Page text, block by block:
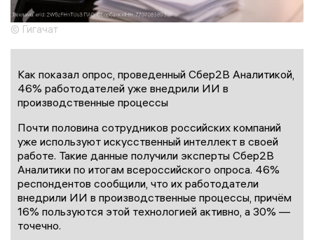
© Гигачат
Как показал опрос, проведенный Сбер2В Аналитикой,
46% работодателей уже внедрили ИИ в
производственные процессы
Почти половина сотрудников российских компаний
уже используют искусственный интеллект в своей
работе. Такие данные получили эксперты Сбер2В
Аналитики по итогам всероссийского опроса. 46%
респондентов сообщили, что их работодатели
внедрили ИИ в производственные процессы, причём
16% пользуются этой технологией активно, а 30% —
точечно.